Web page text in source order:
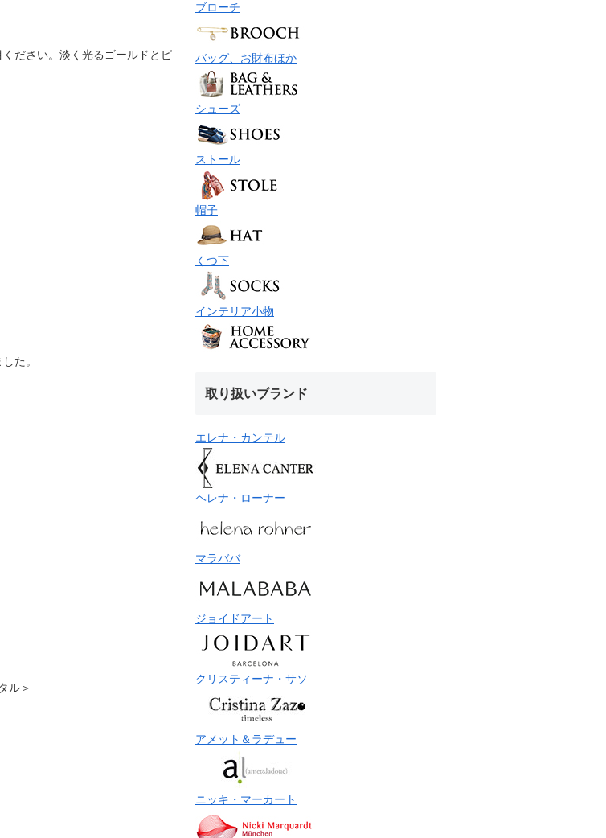
ださい。淡く光るゴールドとピ
た。
ル＞
ブローチ
バッグ、お財布ほか
シューズ
ストール
帽子
くつ下
インテリア小物
取り扱いブランド
エレナ・カンテル
ヘレナ・ローナー
マラババ
ジョイドアート
クリスティーナ・サソ
アメット＆ラデュー
ニッキ・マーカート